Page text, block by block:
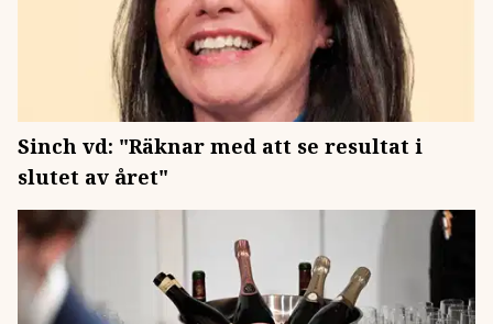
Sinch vd: "Räknar med att se resultat i
slutet av året"